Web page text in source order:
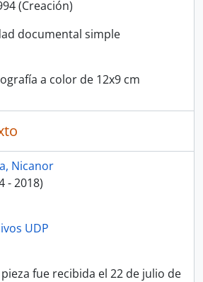
(Creación)
documental simple
a color de 12x9 cm
Nicanor
- 2018)
UDP
pieza fue recibida el 22 de julio de